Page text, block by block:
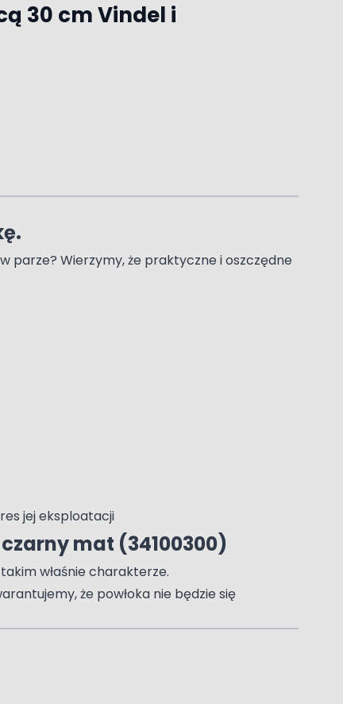
30 cm Vindel i
parze? Wierzymy, że praktyczne i oszczędne
jej eksploatacji
mat (34100300)
właśnie charakterze.
że powłoka nie będzie się